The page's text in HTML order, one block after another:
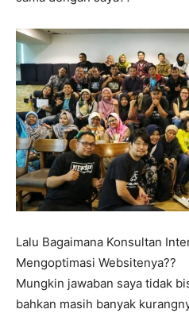
Lalu Bagaimana Konsultan
Mengoptimasi Websitenya??
Mungkin jawaban saya tidak
bahkan masih banyak